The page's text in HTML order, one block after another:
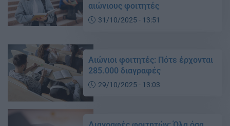
αιώνιους φοιτητές
31/10/2025 - 13:51
Αιώνιοι φοιτητές: Πότε έρχονται
285.000 διαγραφές
29/10/2025 - 13:03